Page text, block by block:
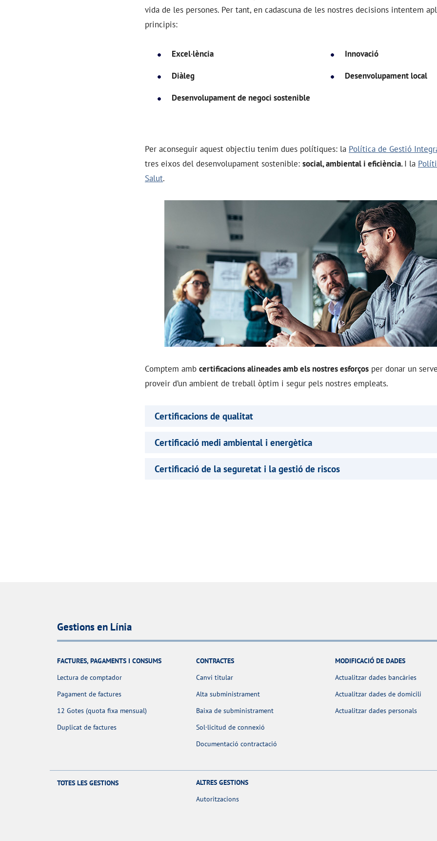
vida de les persones. Per tant, en cadascuna de les nostres decisions intentem
principis:
Excel·lència
Innovació
Diàleg
Desenvolupament local
Desenvolupament de negoci sostenible
Per aconseguir aquest objectiu tenim dues polítiques: la Política de Gestió
tres eixos del desenvolupament sostenible: social, ambiental i eficiència.I la
Salut.
Comptem amb certificacions alineades amb els nostres esforços per donar un
proveir d’un ambient de treball òptim i segur pels nostres empleats.
Certificacions de qualitat
Certificació medi ambiental i energètica
Certificació de la seguretat i la gestió de riscos
Gestions en Línia
FACTURES, PAGAMENTS I CONSUMS
Lectura de comptador
Pagament de factures
12 Gotes (quota fixa mensual)
Duplicat de factures
CONTRACTES
Canvi titular
Alta subministrament
Baixa de subministrament
Sol·licitud de connexió
Documentació contractació
MODIFICACIÓ DE DADES
Actualitzar dades bancàries
Actualitzar dades de domicili
Actualitzar dades personals
TOTES LES GESTIONS
ALTRES GESTIONS
Autoritzacions